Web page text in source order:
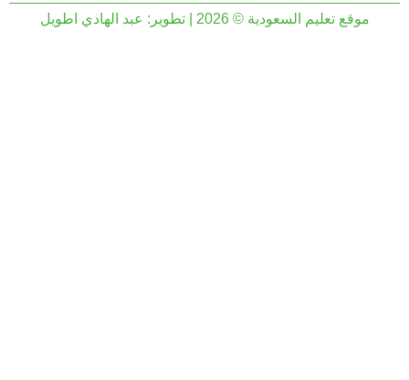
موقع تعليم السعودية © 2026 | تطوير: عبد الهادي اطويل